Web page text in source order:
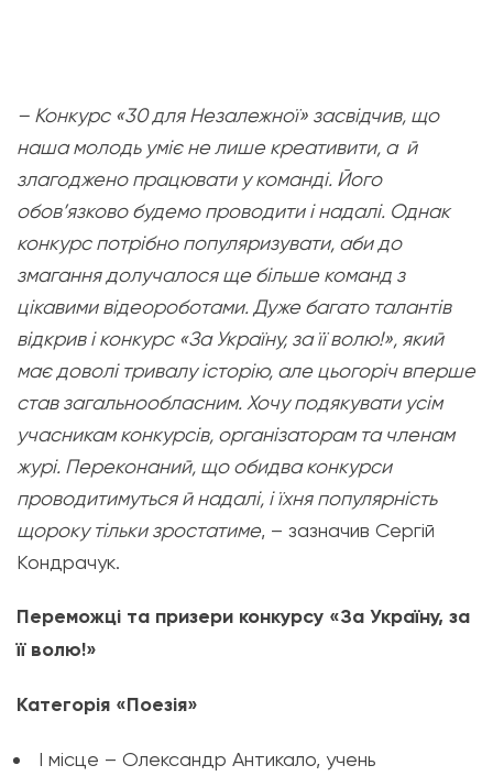
– Конкурс «30 для Незалежної» засвідчив, що
наша молодь уміє не лише креативити, а й
злагоджено працювати у команді. Його
обов’язково будемо проводити і надалі. Однак
конкурс потрібно популяризувати, аби до
змагання долучалося ще більше команд з
цікавими відеороботами. Дуже багато талантів
відкрив і конкурс «За Україну, за її волю!», який
має доволі тривалу історію, але цьогоріч вперше
став загальнообласним. Хочу подякувати усім
учасникам конкурсів, організаторам та членам
журі. Переконаний, що обидва конкурси
проводитимуться й надалі, і їхня популярність
щороку тільки зростатиме, – зазначив Сергій
Кондрачук.
Переможці та призери конкурсу «За Україну, за
її волю!»
Категорія «Поезія»
І місце – Олександр Антикало, учень